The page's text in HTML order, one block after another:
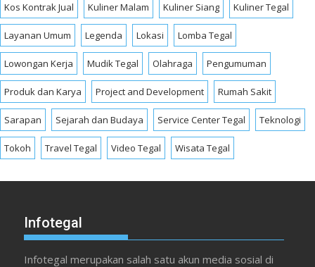
Kos Kontrak Jual Kuliner Malam Kuliner Siang Kuliner Tegal
Layanan Umum Legenda Lokasi Lomba Tegal
Lowongan Kerja Mudik Tegal Olahraga Pengumuman
Produk dan Karya Project and Development Rumah Sakit
Sarapan Sejarah dan Budaya Service Center Tegal Teknologi
Tokoh Travel Tegal Video Tegal Wisata Tegal
Infotegal
Infotegal merupakan salah satu akun media sosial di